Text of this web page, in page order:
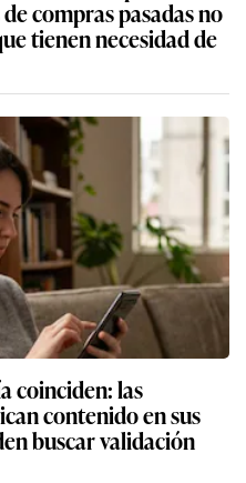
compras pasadas no
tienen necesidad de
coinciden: las
contenido en sus
buscar validación